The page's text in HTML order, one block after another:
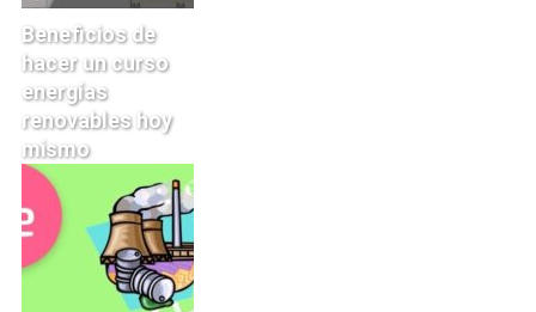
Beneficios de
hacer un curso
energías
renovables hoy
mismo